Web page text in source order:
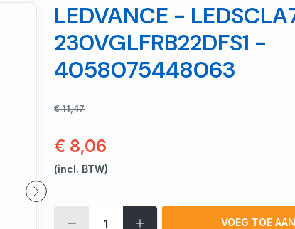
LEDVANCE -
230VGLFRB22DFS1 -
4058075448063
€ 11,47
€ 8,06
(incl. BTW)
VOEG TOE